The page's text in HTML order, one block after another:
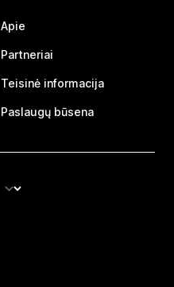
Apie
Partneriai
Teisinė informacija
Paslaugų būsena